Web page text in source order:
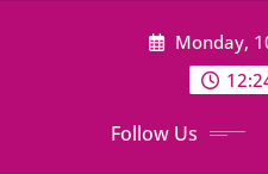
Monday,
Follow Us